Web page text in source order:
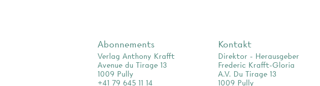
Abonnements
Verlag Anthony Krafft
Avenue du Tirage 13
1009 Pully
+41 79 645 11 14
Kontakt
Direktor - Herausgeber
Frederic Krafft-Gloria
A.V. Du Tirage 13
1009 Pully